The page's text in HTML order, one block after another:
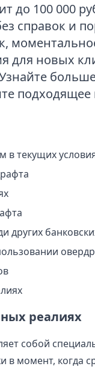
до 100 000
справок и
для новых
текущих
других
реалиях
собой
момент, когда